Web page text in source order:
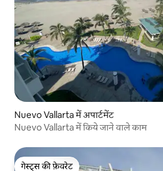
Nuevo Vallarta में अपार्टमेंट
Nuevo Vallarta में किये जाने वाले काम
गेस्ट्स की फ़ेवरेट